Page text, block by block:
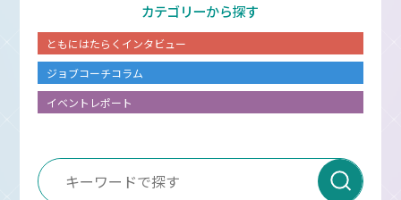
カテゴリーから探す
ともにはたらくインタビュー
ジョブコーチコラム
イベントレポート